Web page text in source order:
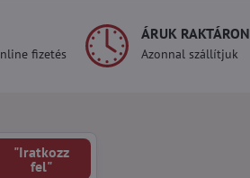
fizetés
ÁRUK RAKTÁRON
Azonnal szállítjuk
"Iratkozz
fel"